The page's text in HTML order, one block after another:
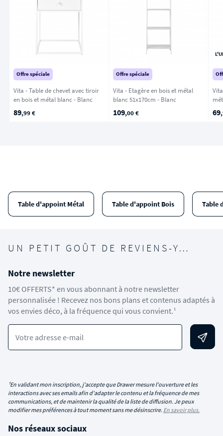
Offre spéciale
Vita - Table de chevet avec tiroir
en bois et métal blanc - Blanc
89,99 €
Offre spéciale
Vita - Etagère en bois et métal
blanc 51x170cm - Blanc
109,00 € 69
Table d'appoint Métal Table d'appoint Bois Table
UN PETIT GOÛT DE REVIENS-Y…
Notre newsletter
10€ OFFERTS* en vous abonnant à notre newsletter
personnalisée ! Recevez nos bons plans et contenus adaptés à
vos envies déco, à la fréquence qui vous convient.¹
Votre adresse e-mail
¹En validant mon inscription, j'accepte que Drawer mesure l'ouverture et les
interactions avec ses emails afin d'adapter le contenu et la fréquence de mes
communications, et de maintenir la qualité de la liste de diffusion. Je peux
modifier mes préférences à tout moment sans me désinscrire. En savoir plus.
Nos réseaux sociaux